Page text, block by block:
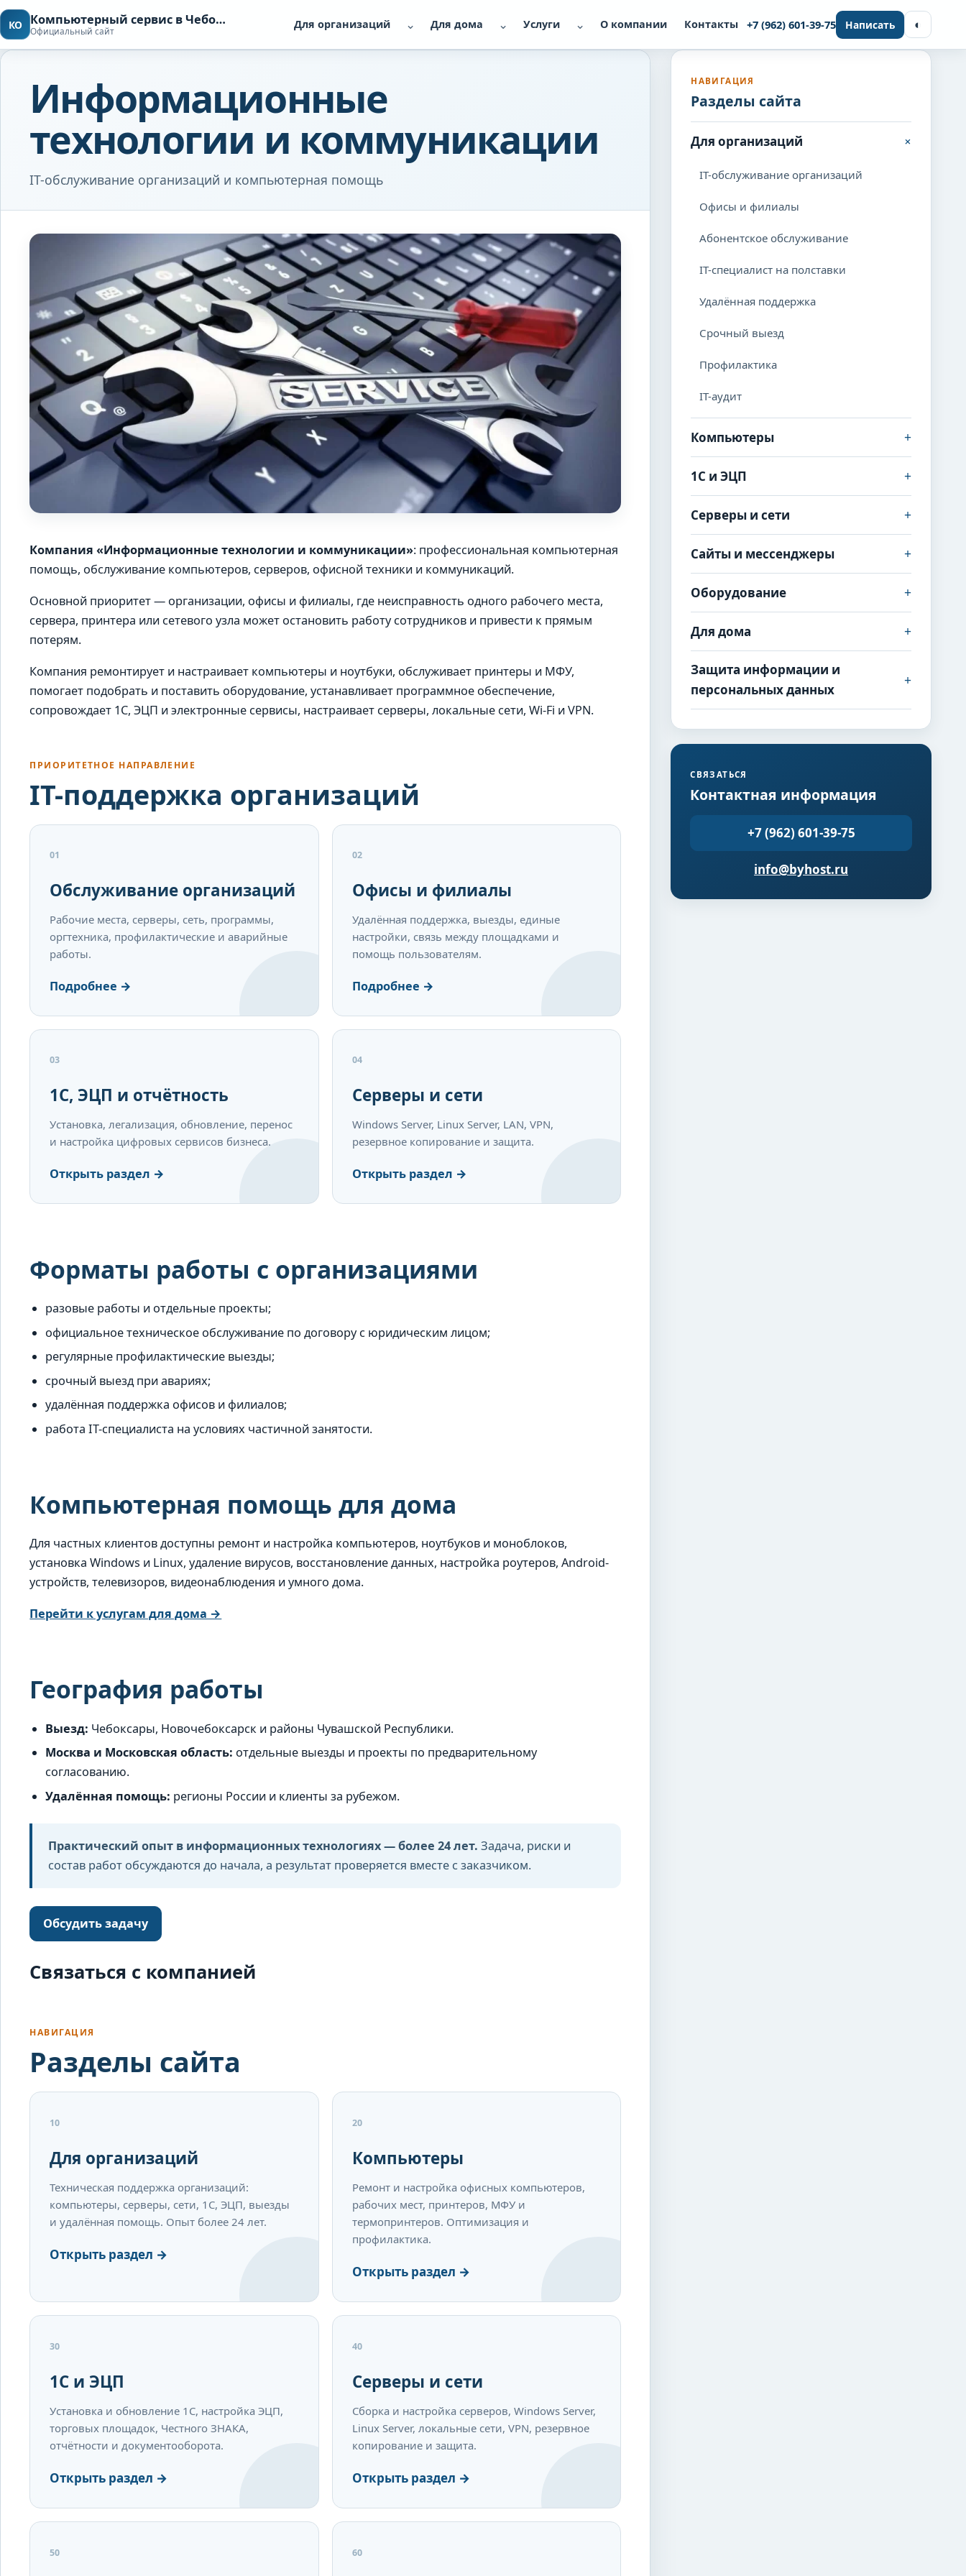
КО Компьютерный сервис в Чебоксарах
Официальный сайт Для организаций ⌄ Для дома ⌄ Услуги ⌄ О компании Контакты +7 (962) 601-39-75 Написать ◐
Информационные
технологии и коммуникации
IT-обслуживание организаций и компьютерная помощь
Компания «Информационные технологии и коммуникации»: профессиональная компьютерная
помощь, обслуживание компьютеров, серверов, офисной техники и коммуникаций.
Основной приоритет — организации, офисы и филиалы, где неисправность одного рабочего места,
сервера, принтера или сетевого узла может остановить работу сотрудников и привести к прямым
потерям.
Компания ремонтирует и настраивает компьютеры и ноутбуки, обслуживает принтеры и МФУ,
помогает подобрать и поставить оборудование, устанавливает программное обеспечение,
сопровождает 1С, ЭЦП и электронные сервисы, настраивает серверы, локальные сети, Wi‑Fi и VPN.
ПРИОРИТЕТНОЕ НАПРАВЛЕНИЕ
IT-поддержка организаций
01
Обслуживание организаций
Рабочие места, серверы, сеть, программы,
оргтехника, профилактические и аварийные
работы.
Подробнее →
02
Офисы и филиалы
Удалённая поддержка, выезды, единые
настройки, связь между площадками и
помощь пользователям.
Подробнее →
03
1С, ЭЦП и отчётность
Установка, легализация, обновление, перенос
и настройка цифровых сервисов бизнеса.
Открыть раздел →
04
Серверы и сети
Windows Server, Linux Server, LAN, VPN,
резервное копирование и защита.
Открыть раздел →
Форматы работы с организациями
разовые работы и отдельные проекты;
официальное техническое обслуживание по договору с юридическим лицом;
регулярные профилактические выезды;
срочный выезд при авариях;
удалённая поддержка офисов и филиалов;
работа IT-специалиста на условиях частичной занятости.
Компьютерная помощь для дома
Для частных клиентов доступны ремонт и настройка компьютеров, ноутбуков и моноблоков,
установка Windows и Linux, удаление вирусов, восстановление данных, настройка роутеров, Android-
устройств, телевизоров, видеонаблюдения и умного дома.
Перейти к услугам для дома →
География работы
Выезд: Чебоксары, Новочебоксарск и районы Чувашской Республики.
Москва и Московская область: отдельные выезды и проекты по предварительному
согласованию.
Удалённая помощь: регионы России и клиенты за рубежом.
Практический опыт в информационных технологиях — более 24 лет. Задача, риски и
состав работ обсуждаются до начала, а результат проверяется вместе с заказчиком.
Обсудить задачу
Связаться с компанией
НАВИГАЦИЯ
Разделы сайта
10
Для организаций
Техническая поддержка организаций:
компьютеры, серверы, сети, 1С, ЭЦП, выезды
и удалённая помощь. Опыт более 24 лет.
Открыть раздел →
20
Компьютеры
Ремонт и настройка офисных компьютеров,
рабочих мест, принтеров, МФУ и
термопринтеров. Оптимизация и
профилактика.
Открыть раздел →
30
1С и ЭЦП
Установка и обновление 1С, настройка ЭЦП,
торговых площадок, Честного ЗНАКА,
отчётности и документооборота.
Открыть раздел →
40
Серверы и сети
Сборка и настройка серверов, Windows Server,
Linux Server, локальные сети, VPN, резервное
копирование и защита.
Открыть раздел →
50 60
НАВИГАЦИЯ
Разделы сайта
Для организаций +
IT-обслуживание организаций
Офисы и филиалы
Абонентское обслуживание
IT-специалист на полставки
Удалённая поддержка
Срочный выезд
Профилактика
IT-аудит
Компьютеры +
1С и ЭЦП +
Серверы и сети +
Сайты и мессенджеры +
Оборудование +
Для дома +
Защита информации и
персональных данных
+
СВЯЗАТЬСЯ
Контактная информация
+7 (962) 601-39-75
info@byhost.ru